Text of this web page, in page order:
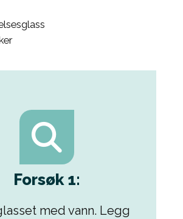
Forsøk 1:
med vann. Legg